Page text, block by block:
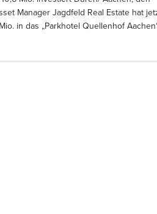
Manager Jagdfeld Real Estate hat
in das „Parkhotel Quellenhof